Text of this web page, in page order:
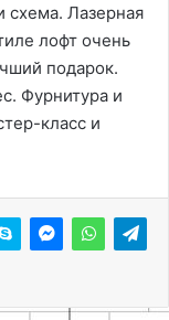
Лазерная
лофт очень
подарок.
Фурнитура и
класс и